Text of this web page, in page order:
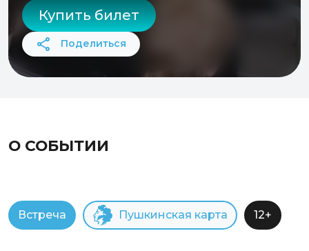
Купить билет
Поделиться
О СОБЫТИИ
Встреча Пушкинская карта 12+